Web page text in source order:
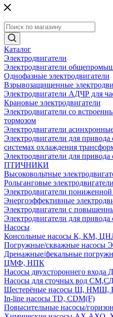
Каталог
Электродвигатели
Электродвигатели
Однофазные электродвигатели
Взрывозащищенные
Электродвигатели АДЧР для
Крановые электродвигатели
Электродвигатели со
тормозом
Электродвигатели
Электродвигатели для
системах охлаждения
Электродвигатели для привода
ПТИЧНИКИ
Высоковольтные
Рольганговые электродвигатели
Электродвигатели
Энергоэффективные
Электродвигатели с
Электродвигатели для привода
Насосы
Консольные насосы К, КМ,
Погружные/скважные насосы
Дренажные/фекальные
ЦМФ, НПК
Насосы двухстороннего входа
Насосы для сточных вод
Шестерёные насосы Ш, НМШ,
In-line насосы TD, CDM(F)
Повысительные насосы/